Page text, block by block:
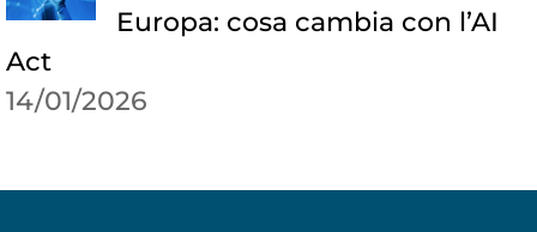
Europa: cosa cambia con l’AI
Act
14/01/2026